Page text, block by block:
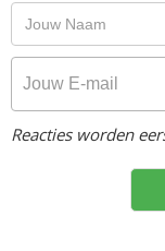
Reacties worden